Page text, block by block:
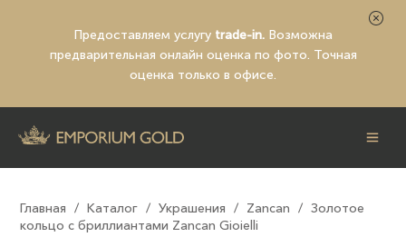
Предоставляем услугу trade-in. Возможна
предварительная онлайн оценка по фото. Точная
оценка только в офисе.
Главная / Каталог / Украшения / Zancan / Золотое
кольцо с бриллиантами Zancan Gioielli